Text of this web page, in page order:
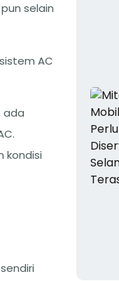
selain
AC
ada
kondisi